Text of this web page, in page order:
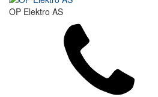
OP Elektro AS